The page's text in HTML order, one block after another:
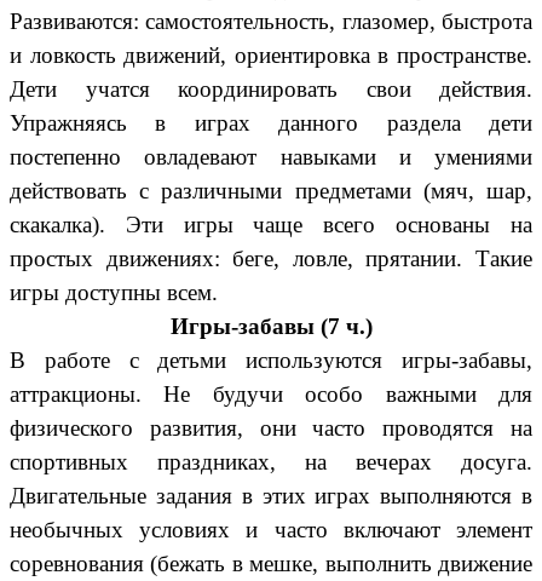
Развиваются: самостоятельность, глазомер, быстрота
и ловкость движений, ориентировка в пространстве.
Дети учатся координировать свои действия.
Упражняясь в играх данного раздела дети
постепенно овладевают навыками и умениями
действовать с различными предметами (мяч, шар,
скакалка). Эти игры чаще всего основаны на
простых движениях: беге, ловле, прятании. Такие
игры доступны всем.
Игры-забавы (7 ч.)
В работе с детьми используются игры-забавы,
аттракционы. Не будучи особо важными для
физического развития, они часто проводятся на
спортивных праздниках, на вечерах досуга.
Двигательные задания в этих играх выполняются в
необычных условиях и часто включают элемент
соревнования (бежать в мешке, выполнить движение